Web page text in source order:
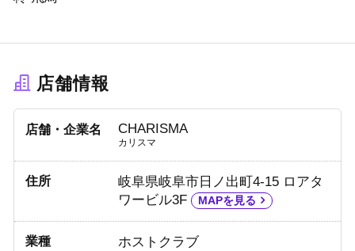
店舗情報
店舗・企業名 CHARISMA
カリスマ
住所
岐阜県岐阜市日ノ出町4-15 ロアタ
ワービル3F
MAPを見る
業種 ホストクラブ